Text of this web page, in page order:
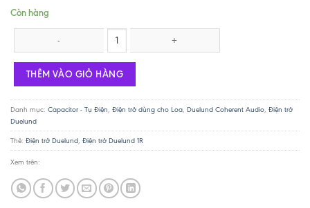
Còn hàng
Điện trở Duelund CAST Silver/Graphite - 4.7R / 10W số lượng
THÊM VÀO GIỎ HÀNG
Danh mục: Capacitor - Tụ Điện Điện trở dùng cho Loa Duelund Coherent Audio Điện trở
Duelund
Thẻ: Điện trở Duelund Điện trở Duelund 1R
Xem trên: